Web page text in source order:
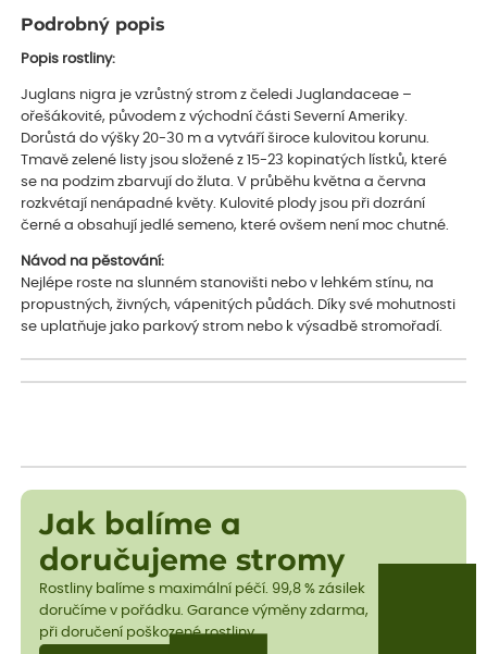
Podrobný popis
Popis rostliny:
Juglans nigra je vzrůstný strom z čeledi Juglandaceae –
ořešákovité, původem z východní části Severní Ameriky.
Dorůstá do výšky 20-30 m a vytváří široce kulovitou korunu.
Tmavě zelené listy jsou složené z 15-23 kopinatých lístků, které
se na podzim zbarvují do žluta. V průběhu května a června
rozkvétají nenápadné květy. Kulovité plody jsou při dozrání
černé a obsahují jedlé semeno, které ovšem není moc chutné.
Návod na pěstování:
Nejlépe roste na slunném stanovišti nebo v lehkém stínu, na
propustných, živných, vápenitých půdách. Díky své mohutnosti
se uplatňuje jako parkový strom nebo k výsadbě stromořadí.
Jak balíme a
doručujeme stromy
Rostliny balíme s maximální péčí. 99,8 % zásilek
doručíme v pořádku. Garance výměny zdarma,
při doručení poškozené rostliny.